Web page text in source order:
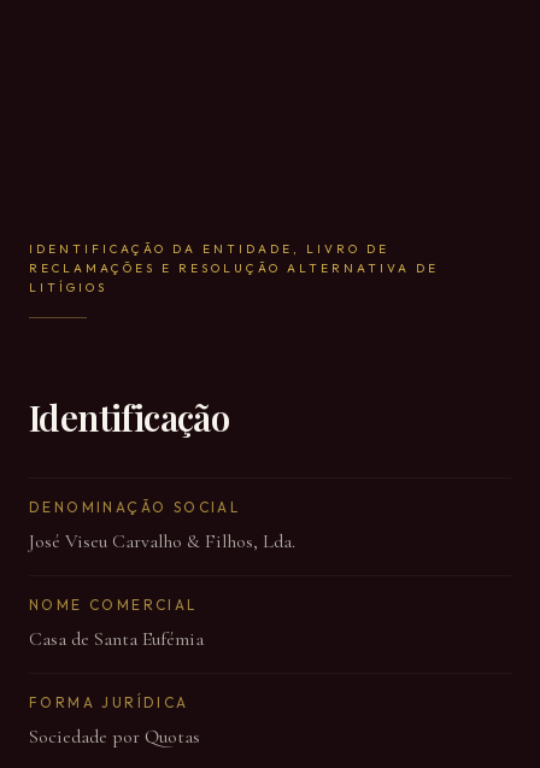
IDENTIFICAÇÃO DA ENTIDADE, LIVRO DE
RECLAMAÇÕES E RESOLUÇÃO ALTERNATIVA DE
LITÍGIOS
Identificação
DENOMINAÇÃO SOCIAL
José Viseu Carvalho & Filhos, Lda.
NOME COMERCIAL
Casa de Santa Eufémia
FORMA JURÍDICA
Sociedade por Quotas